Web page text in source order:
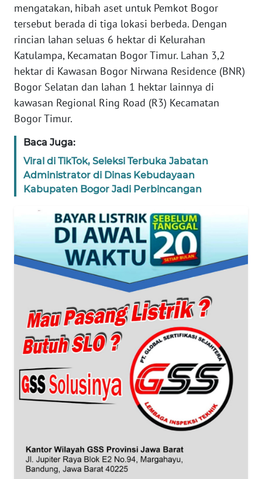
mengatakan, hibah aset untuk Pemkot Bogor
tersebut berada di tiga lokasi berbeda. Dengan
rincian lahan seluas 6 hektar di Kelurahan
Katulampa, Kecamatan Bogor Timur. Lahan 3,2
hektar di Kawasan Bogor Nirwana Residence (BNR)
Bogor Selatan dan lahan 1 hektar lainnya di
kawasan Regional Ring Road (R3) Kecamatan
Bogor Timur.
Baca Juga:
Viral di TikTok, Seleksi Terbuka Jabatan
Administrator di Dinas Kebudayaan
Kabupaten Bogor Jadi Perbincangan
PEDOMAN
MEDIA
SIBER
REDAKSI
KARIR
Wahana
Regional
WN
WN
JAKARTA
JABAR
WN
BANTEN
WN
NTT
WN